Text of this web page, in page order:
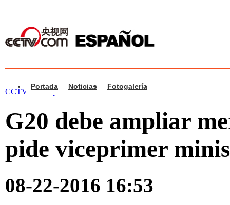
Portada Noticias Fotogalería
CCTV.com Español > Noticias >China
G20 debe ampliar
pide viceprimer
08-22-2016 16:53